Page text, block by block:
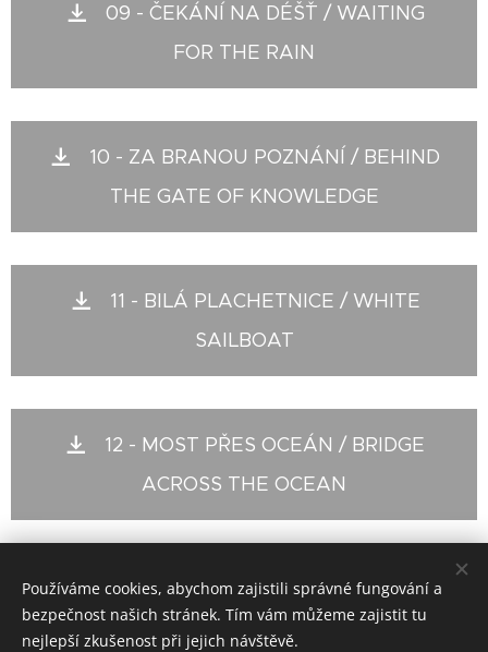
09 - ČEKÁNÍ NA DÉŠŤ / WAITING
FOR THE RAIN
10 - ZA BRANOU POZNÁNÍ / BEHIND
THE GATE OF KNOWLEDGE
11 - BILÁ PLACHETNICE / WHITE
SAILBOAT
12 - MOST PŘES OCEÁN / BRIDGE
ACROSS THE OCEAN
© 2020 Jiří Pazour
Cookies
Používáme cookies, abychom zajistili správné fungování a
bezpečnost našich stránek. Tím vám můžeme zajistit tu
nejlepší zkušenost při jejich návštěvě.